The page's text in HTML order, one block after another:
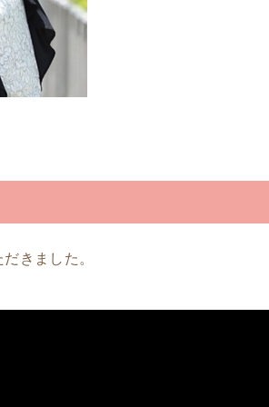
きました。